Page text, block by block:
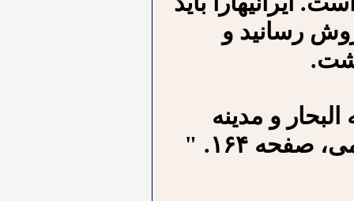
رسانید و
و مدینه
صفحه ۱۶۴. "